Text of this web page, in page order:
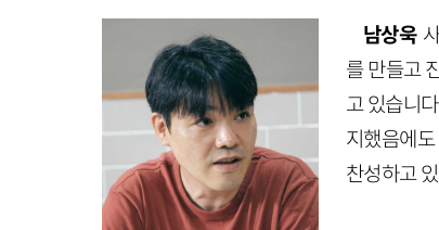
남상욱
를 만들고
고 있습니
지했음에
찬성하고